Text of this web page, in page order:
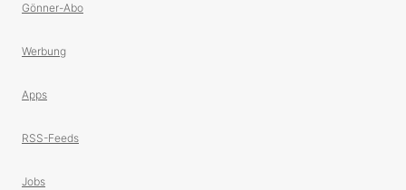
Gönner-Abo
Werbung
Apps
RSS-Feeds
Jobs